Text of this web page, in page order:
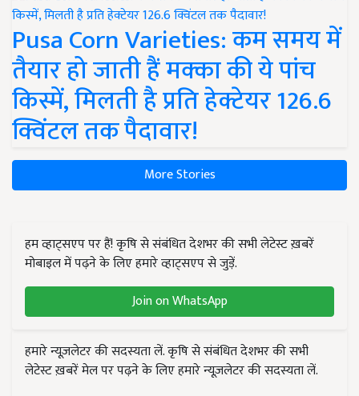
Pusa Corn Varieties: कम समय में
तैयार हो जाती हैं मक्का की ये पांच
किस्में, मिलती है प्रति हेक्टेयर 126.6
क्विंटल तक पैदावार!
More Stories
हम व्हाट्सएप पर हैं! कृषि से संबंधित देशभर की सभी लेटेस्ट ख़बरें
मोबाइल में पढ़ने के लिए हमारे व्हाट्सएप से जुड़ें.
Join on WhatsApp
हमारे न्यूज़लेटर की सदस्यता लें. कृषि से संबंधित देशभर की सभी
लेटेस्ट ख़बरें मेल पर पढ़ने के लिए हमारे न्यूज़लेटर की सदस्यता लें.